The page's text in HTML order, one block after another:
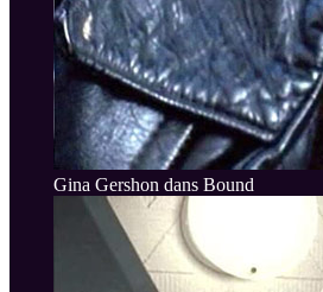
Gina Gershon dans Bound